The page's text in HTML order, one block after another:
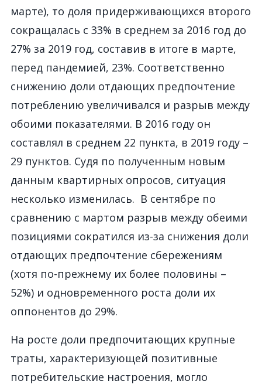
марте), то доля придерживающихся второго
сокращалась с 33% в среднем за 2016 год до
27% за 2019 год, составив в итоге в марте,
перед пандемией, 23%. Соответственно
снижению доли отдающих предпочтение
потреблению увеличивался и разрыв между
обоими показателями. В 2016 году он
составлял в среднем 22 пункта, в 2019 году –
29 пунктов. Судя по полученным новым
данным квартирных опросов, ситуация
несколько изменилась. В сентябре по
сравнению с мартом разрыв между обеими
позициями сократился из-за снижения доли
отдающих предпочтение сбережениям
(хотя по-прежнему их более половины –
52%) и одновременного роста доли их
оппонентов до 29%.
На росте доли предпочитающих крупные
траты, характеризующей позитивные
потребительские настроения, могло